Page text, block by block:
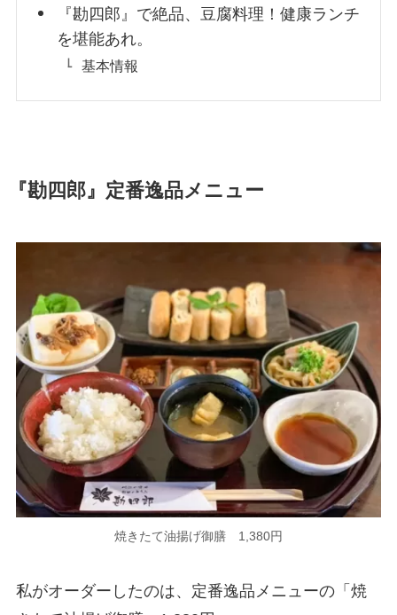
『勘四郎』で絶品、豆腐料理！健康ランチ
を堪能あれ。
基本情報
『勘四郎』定番逸品メニュー
焼きたて油揚げ御膳 1,380円
私がオーダーしたのは、定番逸品メニューの「焼